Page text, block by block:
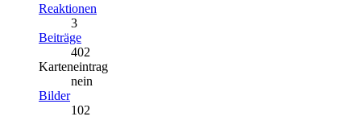
Reaktionen
3
Beiträge
402
Karteneintrag
nein
Bilder
102